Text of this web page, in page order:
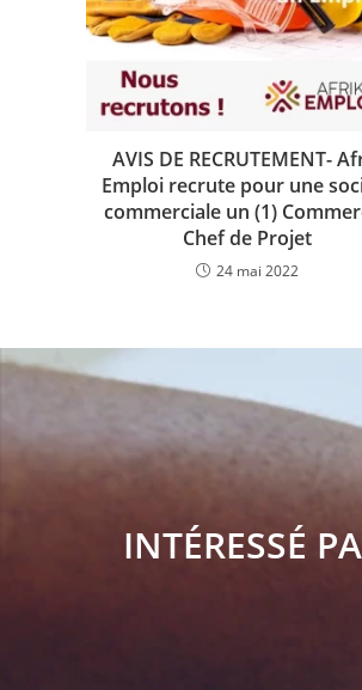
AVIS DE RECRUTEMENT-
Emploi recrute pour une
commerciale un (1)
Chef de Projet
24 mai 2022
INTÉRESSÉ